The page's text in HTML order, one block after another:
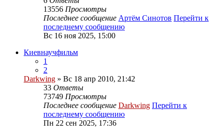
13556 Просмотры
Последнее сообщение Артём Синотов Перейти к
последнему сообщению
Вс 16 ноя 2025, 15:00
Киевнаучфильм
1
2
Darkwing » Вс 18 апр 2010, 21:42
33 Ответы
73749 Просмотры
Последнее сообщение Darkwing Перейти к
последнему сообщению
Пн 22 сен 2025, 17:36